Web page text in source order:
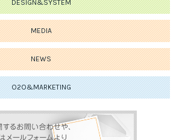
DESIGN&SYSTEM
MEDIA
NEWS
O2O&MARKETING